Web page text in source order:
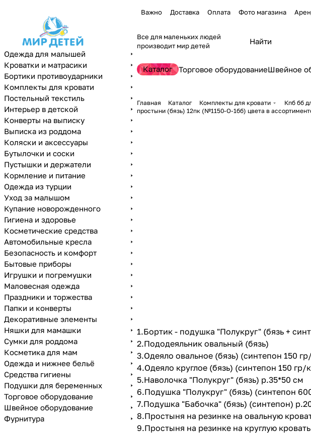
Важно Доставка Оплата Фото магазина
Все для маленьких людей
производит мир детей
Каталог Торговое оборудованиеШвейное
Главная Каталог Комплекты для кровати Кпб бб
простыни (бязь) 12пк (№1150-О-1бб) цвета в
1.Бортик - подушка "Полукруг" (бязь +
2.Пододеяльник овальный (бязь)
3.Одеяло овальное (бязь) (синтепон 150
4.Одеяло круглое (бязь) (синтепон 150 гр/
5.Наволочка "Полукруг" (бязь) р.35*50 см
6.Подушка "Полукруг" (бязь) (синтепон
7.Подушка "Бабочка" (бязь) (синтепон)
8.Простыня на резинке на овальную
9.Простыня на резинке на круглую
Одежда для малышей
Кроватки и матрасики
Бортики противоударники
Комплекты для кровати
Постельный текстиль
Интерьер в детской
Конверты на выписку
Выписка из роддома
Коляски и аксессуары
Бутылочки и соски
Пустышки и держатели
Кормление и питание
Одежда из турции
Уход за малышом
Купание новорожденного
Гигиена и здоровье
Косметические средства
Автомобильные кресла
Безопасность и комфорт
Бытовые приборы
Игрушки и погремушки
Маловесная одежда
Праздники и торжества
Папки и конверты
Декоративные элементы
Няшки для мамашки
Сумки для роддома
Косметика для мам
Одежда и нижнее бельё
Средства гигиены
Подушки для беременных
Торговое оборудование
Швейное оборудование
Фурнитура